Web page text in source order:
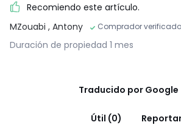
Recomiendo este artículo.
MZouabi , Antony Comprador verificado
Duración de propiedad 1 mes
Traducido por Google
Útil (0)